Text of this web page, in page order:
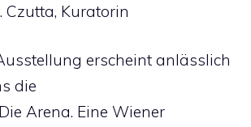
Czutta, Kuratorin
erscheint anlässlich
die
Arena. Eine Wiener